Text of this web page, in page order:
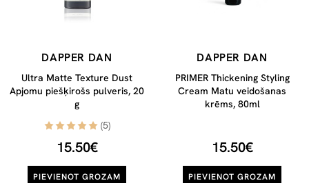
DAPPER DAN
Ultra Matte Texture Dust
Apjomu piešķirošs pulveris, 20
g
(5)
15.50€
PIEVIENOT GROZAM
DAPPER DAN
PRIMER Thickening Styling
Cream Matu veidošanas
krēms, 80ml
15.50€
PIEVIENOT GROZAM